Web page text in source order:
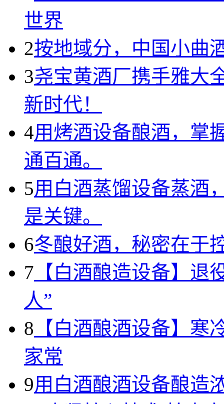
世界
2按地域分，中国小曲
3尧宝黄酒厂携手雅大
新时代！
4用烤酒设备酿酒，掌
通百通。
5用白酒蒸馏设备蒸酒
是关键。
6冬酿好酒，秘密在于
7 【白酒酿造设备】退
人”
8 【白酒酿酒设备】
家常
9用白酒酿酒设备酿造